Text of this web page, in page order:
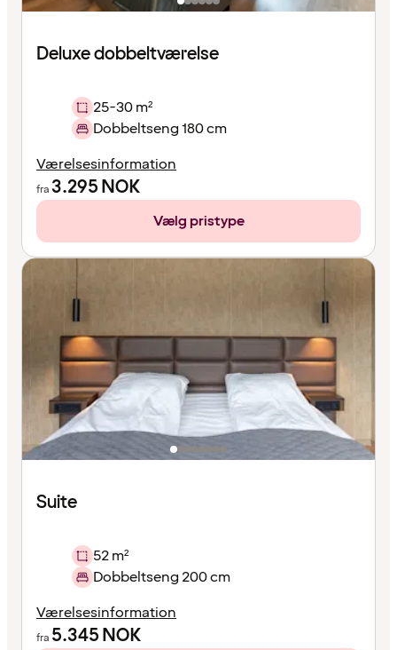
Deluxe dobbeltværelse
25-30 m²
Dobbeltseng 180 cm
Værelsesinformation
fra 3.295NOK
Vælg pristype
Suite
52 m²
Dobbeltseng 200 cm
Værelsesinformation
fra 5.345NOK